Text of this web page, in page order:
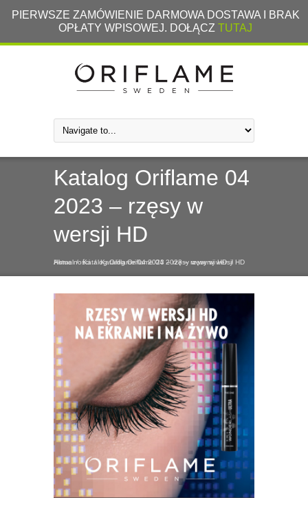
PIERWSZE ZAMÓWIENIE DARMOWA DOSTAWA I BRAK
OPŁATY WPISOWEJ. DOŁĄCZ TUTAJ
Katalog Oriflame 04
2023 – rzęsy w
wersji HD
Home / Katalog Oriflame 04 2023 – rzęsy w wersji HD /
Aktualności /Katalog Oriflame 04 2023 – rzęsy w wersji HD